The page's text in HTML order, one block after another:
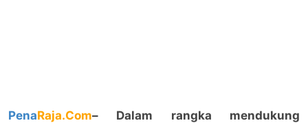
PenaRaja.Com– Dalam rangka mendukung